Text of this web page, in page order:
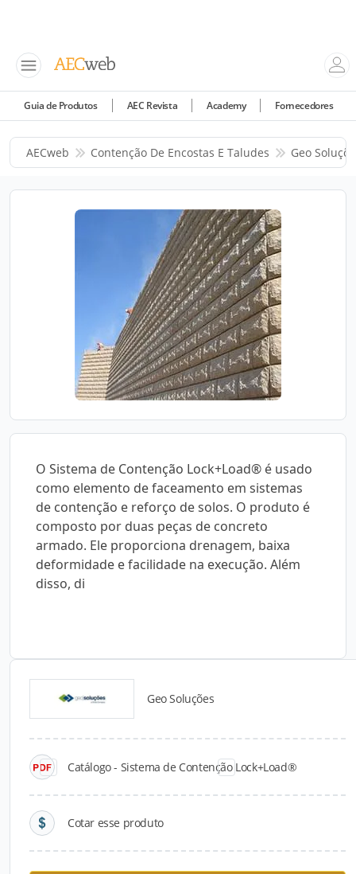
Guia de Produtos AEC Revista Academy Fornecedores
AECweb Contenção De Encostas E Taludes Geo
O Sistema de Contenção Lock+Load® é usado
como elemento de faceamento em sistemas
de contenção e reforço de solos. O produto é
composto por duas peças de concreto
armado. Ele proporciona drenagem, baixa
deformidade e facilidade na execução. Além
disso, di
Geo Soluções
Catálogo - Sistema de Contenção Lock+Load®
Cotar esse produto
Catálogos para Download